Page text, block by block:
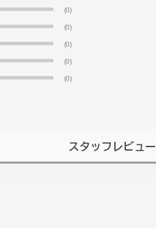
(0)
(0)
(0)
(0)
(0)
スタッフレビュー